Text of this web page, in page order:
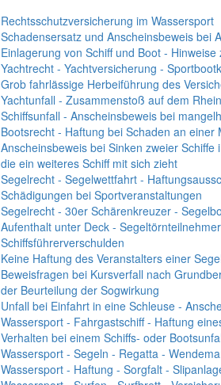
Rechtsschutzversicherung im Wassersport
Schadensersatz und Anscheinsbeweis bei
Einlagerung von Schiff und Boot -
Yachtrecht - Yachtversicherung -
Grob fahrlässige Herbeiführung des
Yachtunfall - Zusammenstoß auf dem
Schiffsunfall - Anscheinsbeweis bei
Bootsrecht - Haftung bei Schaden an
Anscheinsbeweis bei Sinken zweier
die ein weiteres Schiff mit sich zieht
Segelrecht - Segelwettfahrt -
Schädigungen bei Sportveranstaltungen
Segelrecht - 30er Schärenkreuzer -
Aufenthalt unter Deck -
Schiffsführerverschulden
Keine Haftung des Veranstalters einer
Beweisfragen bei Kursverfall nach
der Beurteilung der Sogwirkung
Unfall bei Einfahrt in eine Schleuse -
Wassersport - Fahrgastschiff - Haftung
Verhalten bei einem Schiffs- oder
Wassersport - Segeln - Regatta -
Wassersport - Haftung - Sorgfalt -